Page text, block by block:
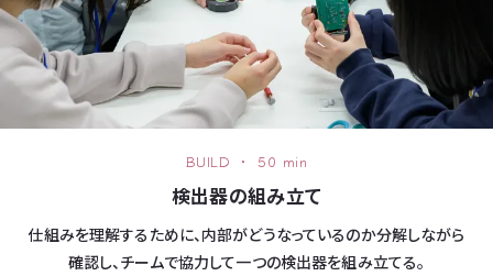
BUILD ・ 50 min
検出器の組み立て
仕組みを理解するために、内部がどうなっているのか分解しながら
確認し、チームで協力して一つの検出器を組み立てる。